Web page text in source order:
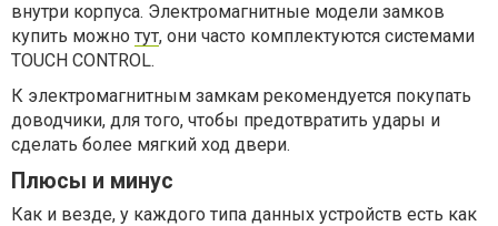
внутри корпуса. Электромагнитные модели замков
купить можно тут, они часто комплектуются системами
TOUCH CONTROL.
К электромагнитным замкам рекомендуется покупать
доводчики, для того, чтобы предотвратить удары и
сделать более мягкий ход двери.
Плюсы и минус
Как и везде, у каждого типа данных устройств есть как